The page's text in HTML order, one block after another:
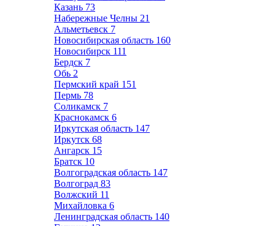
Казань 73
Набережные Челны 21
Альметьевск 7
Новосибирская область 160
Новосибирск 111
Бердск 7
Обь 2
Пермский край 151
Пермь 78
Соликамск 7
Краснокамск 6
Иркутская область 147
Иркутск 68
Ангарск 15
Братск 10
Волгоградская область 147
Волгоград 83
Волжский 11
Михайловка 6
Ленинградская область 140